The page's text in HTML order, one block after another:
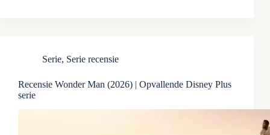
Serie, Serie recensie
Recensie Wonder Man (2026) | Opvallende Disney Plus
serie